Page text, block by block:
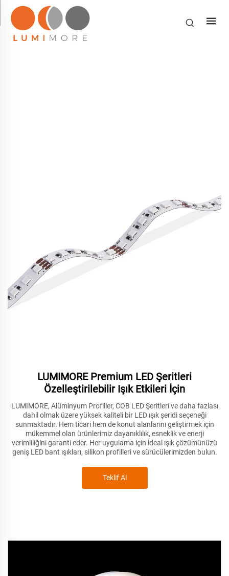
LUMIMORE Premium LED Şeritleri
Özelleştirilebilir Işık Etkileri İçin
LUMIMORE, Alüminyum Profiller, COB LED Şeritleri ve daha fazlası
dahil olmak üzere yüksek kaliteli bir LED ışık şeridi seçeneği
sunmaktadır. Hem ticari hem de konut alanlarını geliştirmek için
mükemmel olan ürünlerimiz dayanıklılık, esneklik ve enerji
verimliliğini garanti eder. Her uygulama için ideal ışık çözümünüzü
geniş LED bant ışıkları, silikon profilleri ve sürücülerimizden bulun.
Teklif Al